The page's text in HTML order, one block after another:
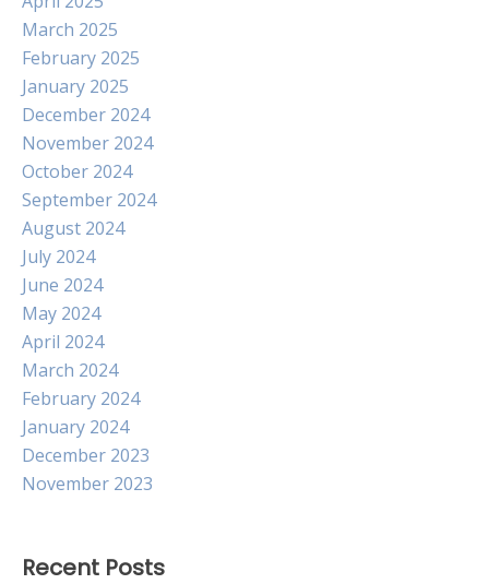
March 2025
February 2025
January 2025
December 2024
November 2024
October 2024
September 2024
August 2024
July 2024
June 2024
May 2024
April 2024
March 2024
February 2024
January 2024
December 2023
November 2023
Recent Posts